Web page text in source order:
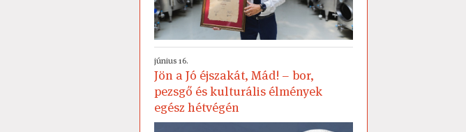
június 16.
Jön a Jó éjszakát, Mád! – bor,
pezsgő és kulturális élmények
egész hétvégén